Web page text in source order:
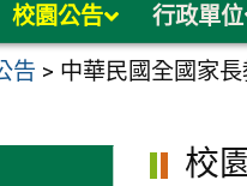
校園公告 行政單位
告 > 中華民國全國家
校